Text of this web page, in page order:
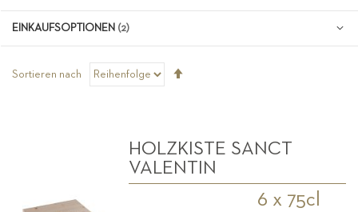
Sortieren nach
HOLZKISTE SANCT
VALENTIN
6 x 75cl
EINKAUFSOPTIONEN